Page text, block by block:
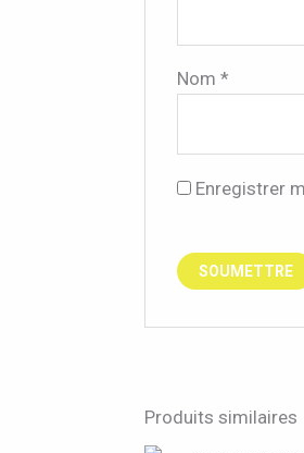
Nom *
Enregistrer
Produits similaires